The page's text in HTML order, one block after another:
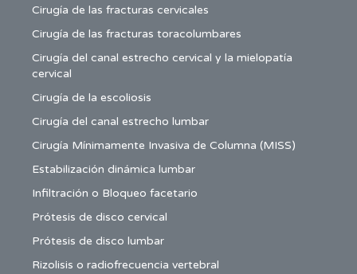
Cirugía de las fracturas cervicales
Cirugía de las fracturas toracolumbares
Cirugía del canal estrecho cervical y la mielopatía
cervical
Cirugía de la escoliosis
Cirugía del canal estrecho lumbar
Cirugía Mínimamente Invasiva de Columna (MISS)
Estabilización dinámica lumbar
Infiltración o Bloqueo facetario
Prótesis de disco cervical
Prótesis de disco lumbar
Rizolisis o radiofrecuencia vertebral